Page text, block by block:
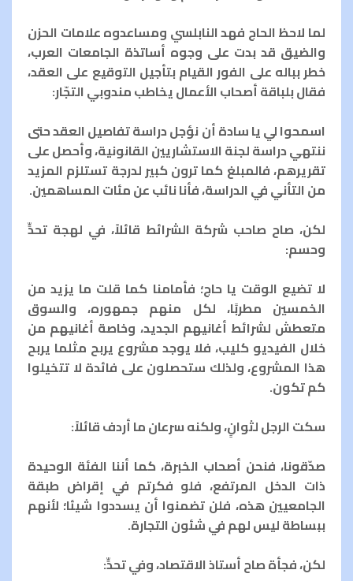
لما لاحظ الحاج فهد النابلسي ومساعدوه علامات الحزن
والضيق قد بدت على وجوه أساتذة الجامعات العرب،
خطر بباله على الفور القيام بتأجيل التوقيع على العقد،
فقال بلباقة أصحاب الأعمال يخاطب مندوبي التجّار:
اسمحوا لي يا سادة أن نؤجل دراسة تفاصيل العقد حتى
ننتهي دراسة لجنة الاستشاريين القانونية، وأحصل على
تقريرهم، فالمبلغ كما ترون كبير لدرجة تستلزم المزيد
من التأني في الدراسة، فأنا نائب عن مئات المساهمين.
لكن، صاح صاحب شركة الشرائط قائلاً، في لهجة تحدٍّ
وحسم:
لا تضيع الوقت يا حاج؛ فأمامنا كما قلت ما يزيد من
الخمسين مطربًا، لكل منهم جمهوره، والسوق
متعطش لشرائط أغانيهم الجديد، وخاصة أغانيهم من
خلال الفيديو كليب، فلا يوجد مشروع يربح مثلما يربح
هذا المشروع، ولذلك ستحصلون على فائدة لا تتخيلوا
كم تكون.
سكت الرجل لثوانٍ، ولكنه سرعان ما أردف قائلاً:
صدّقونا، فنحن أصحاب الخبرة، كما أننا الفئة الوحيدة
ذات الدخل المرتفع، فلو فكرتم في إقراض طبقة
الجامعيين هذه، فلن تضمنوا أن يسددوا شيئا؛ لأنهم
ببساطة ليس لهم في شئون التجارة.
لكن، فجأة صاح أستاذ الاقتصاد، وفي تحدٍّ: